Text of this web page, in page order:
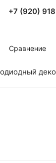
+7 (920)
Сравнение